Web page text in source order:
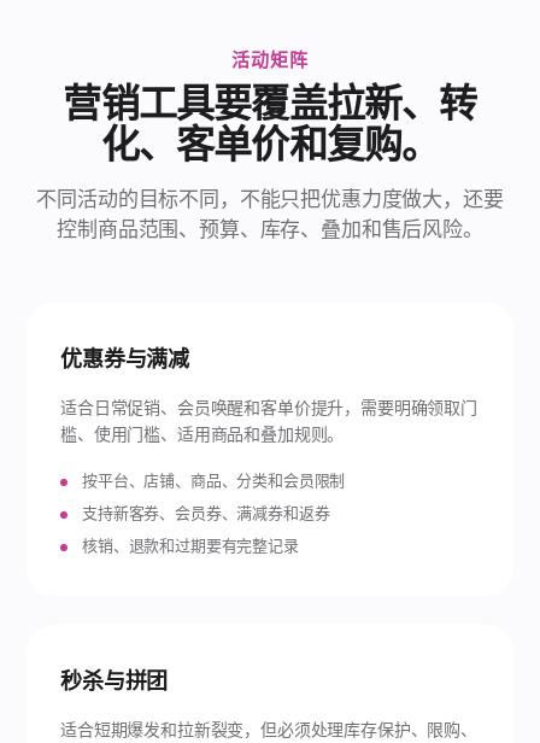
活动矩阵
营销工具要覆盖拉新、转
化、客单价和复购。
不同活动的目标不同，不能只把优惠力度做大，还要
控制商品范围、预算、库存、叠加和售后风险。
优惠券与满减
适合日常促销、会员唤醒和客单价提升，需要明确领取门
槛、使用门槛、适用商品和叠加规则。
按平台、店铺、商品、分类和会员限制
支持新客券、会员券、满减券和返券
核销、退款和过期要有完整记录
秒杀与拼团
适合短期爆发和拉新裂变，但必须处理库存保护、限购、